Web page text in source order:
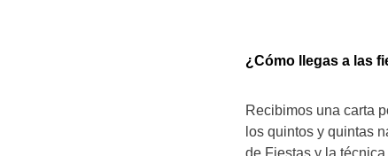
¿Cómo llegas a las
Recibimos una carta
los quintos y quintas
de Fiestas y la